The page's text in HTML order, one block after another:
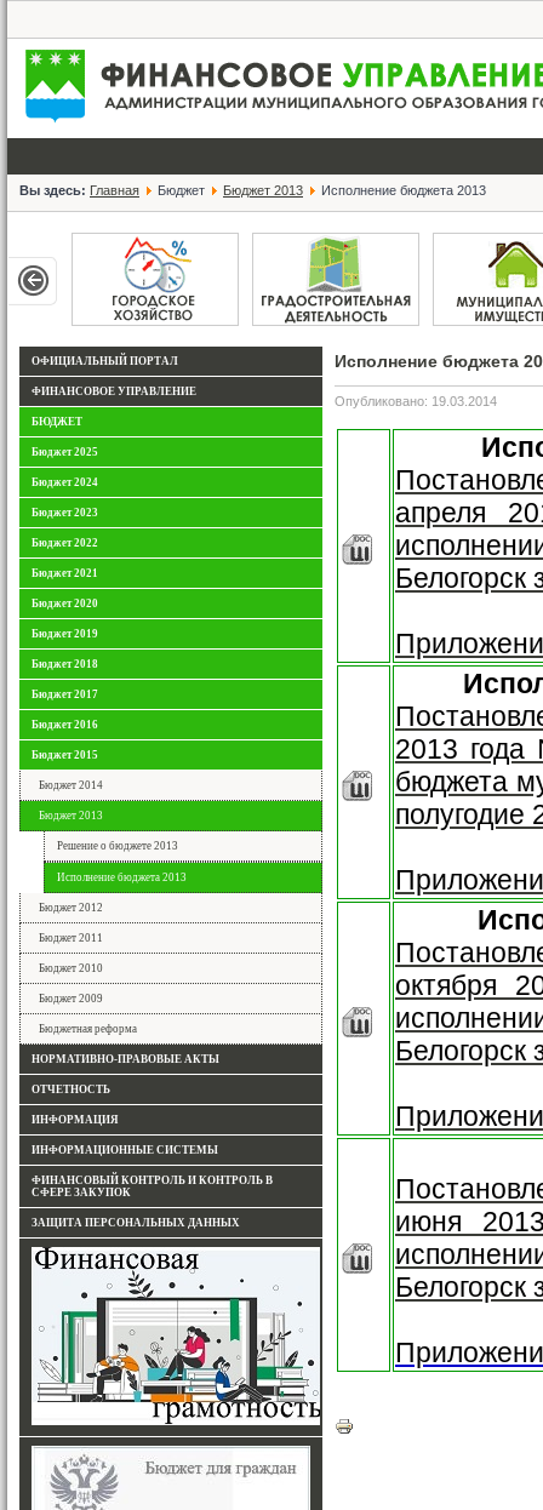
Вы здесь: Главная Бюджет Бюджет 2013 Исполнение бюджета 2013
ОФИЦИАЛЬНЫЙ ПОРТАЛ
ФИНАНСОВОЕ УПРАВЛЕНИЕ
БЮДЖЕТ
Бюджет 2025
Бюджет 2024
Бюджет 2023
Бюджет 2022
Бюджет 2021
Бюджет 2020
Бюджет 2019
Бюджет 2018
Бюджет 2017
Бюджет 2016
Бюджет 2015
Бюджет 2014
Бюджет 2013
Решение о бюджете 2013
Исполнение бюджета 2013
Бюджет 2012
Бюджет 2011
Бюджет 2010
Бюджет 2009
Бюджетная реформа
НОРМАТИВНО-ПРАВОВЫЕ АКТЫ
ОТЧЕТНОСТЬ
ИНФОРМАЦИЯ
ИНФОРМАЦИОННЫЕ СИСТЕМЫ
ФИНАНСОВЫЙ КОНТРОЛЬ И КОНТРОЛЬ В
СФЕРЕ ЗАКУПОК
ЗАЩИТА ПЕРСОНАЛЬНЫХ ДАННЫХ
Исполнение бюджета
Опубликовано: 19.03.2014
апреля
Белогорск
2013
бюджета
полугодие
октября
Белогорск
июня
Белогорск